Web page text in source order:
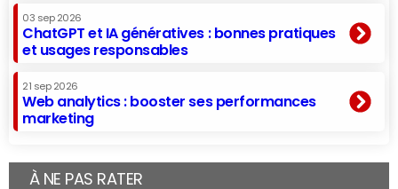
03 sep 2026
ChatGPT et IA génératives : bonnes pratiques
et usages responsables
21 sep 2026
Web analytics : booster ses performances
marketing
À NE PAS RATER